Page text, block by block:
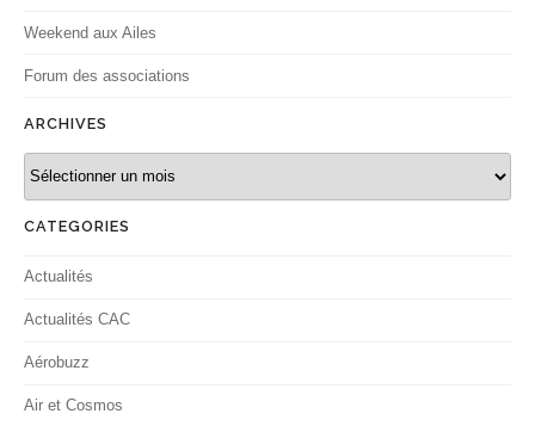
Weekend aux Ailes
Forum des associations
ARCHIVES
CATEGORIES
Actualités
Actualités CAC
Aérobuzz
Air et Cosmos